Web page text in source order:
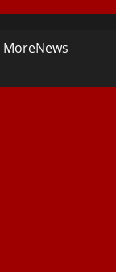
MoreNews